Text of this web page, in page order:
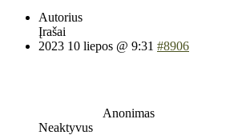
Autorius
Įrašai
2023 10 liepos @ 9:31 #8906
Anonimas
Neaktyvus